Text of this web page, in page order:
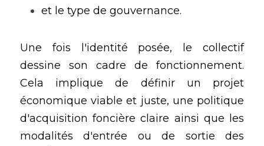
et le type de gouvernance.
Une fois l'identité posée, le collectif
dessine son cadre de fonctionnement.
Cela implique de définir un projet
économique viable et juste, une politique
d'acquisition foncière claire ainsi que les
modalités d'entrée ou de sortie des